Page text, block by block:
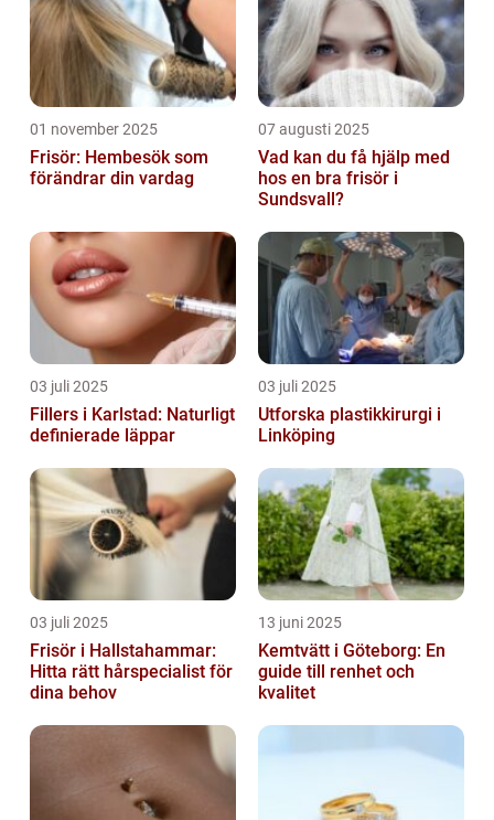
01 november 2025
Frisör: Hembesök som
förändrar din vardag
07 augusti 2025
Vad kan du få hjälp med
hos en bra frisör i
Sundsvall?
03 juli 2025
Fillers i Karlstad: Naturligt
definierade läppar
03 juli 2025
Utforska plastikkirurgi i
Linköping
03 juli 2025
Frisör i Hallstahammar:
Hitta rätt hårspecialist för
dina behov
13 juni 2025
Kemtvätt i Göteborg: En
guide till renhet och
kvalitet